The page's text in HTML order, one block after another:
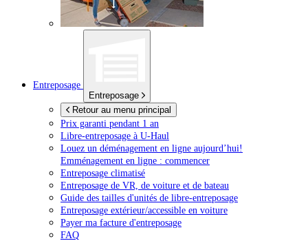
Entreposage
Entreposage
Retour au menu principal
Prix garanti pendant 1 an
Libre-entreposage à U-Haul
Louez un déménagement en ligne aujourd’hui!
Emménagement en ligne : commencer
Entreposage climatisé
Entreposage de VR, de voiture et de bateau
Guide des tailles d'unités de libre-entreposage
Entreposage extérieur/accessible en voiture
Payer ma facture d'entreposage
FAQ